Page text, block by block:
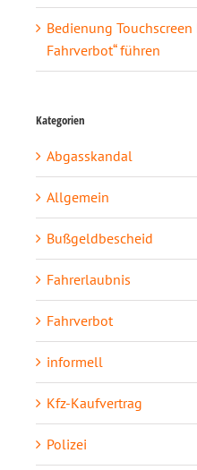
Bedienung
Fahrverbot“ führen
Kategorien
Abgasskandal
Allgemein
Bußgeldbescheid
Fahrerlaubnis
Fahrverbot
informell
Kfz-Kaufvertrag
Polizei